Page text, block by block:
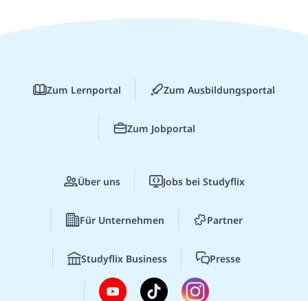
Zum Lernportal Zum Ausbildungsportal
Zum Jobportal
Über uns Jobs bei Studyflix
Für Unternehmen Partner
Studyflix Business Presse